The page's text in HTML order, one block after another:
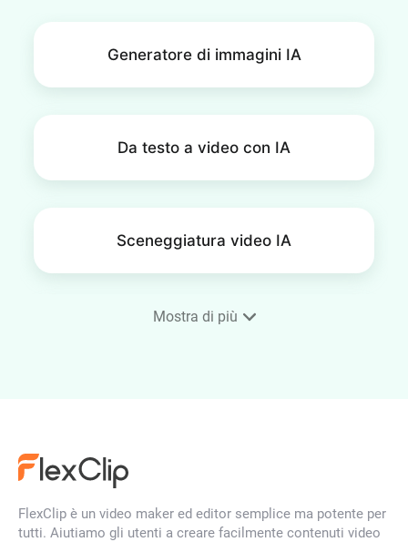
Generatore di immagini IA
Da testo a video con IA
Sceneggiatura video IA
Editor audio online gratuito
Mostra di più
FlexClip è un video maker ed editor semplice ma potente per
tutti. Aiutiamo gli utenti a creare facilmente contenuti video